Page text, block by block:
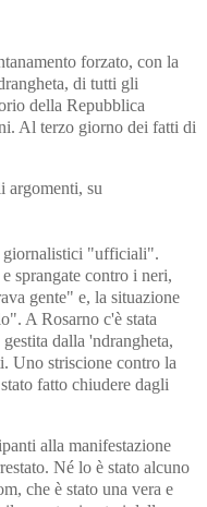
forzato, con la
di tutti gli
della Repubblica
Al terzo giorno dei fatti di
argomenti, su
"ufficiali".
sprangate contro i neri,
gente" e, la situazione
A Rosarno c'è stata
dalla 'ndrangheta,
Uno striscione contro la
fatto chiudere dagli
alla manifestazione
Né lo è stato alcuno
che è stato una vera e